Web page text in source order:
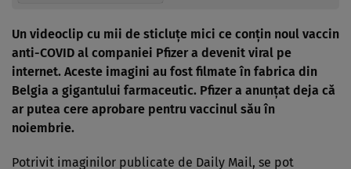
Un videoclip cu mii de sticluțe mici ce conțin noul vaccin
anti-COVID al companiei Pfizer a devenit viral pe
internet. Aceste imagini au fost filmate în fabrica din
Belgia a gigantului farmaceutic. Pfizer a anunțat deja că
ar putea cere aprobare pentru vaccinul său în
noiembrie.
Potrivit imaginilor publicate de Daily Mail, se pot